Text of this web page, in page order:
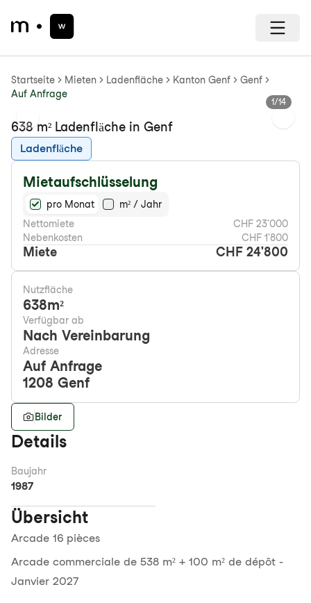
Startseite Mieten Ladenfläche Kanton Genf
Genf
Auf Anfrage
Previous slide
1/14
638 m² Ladenfläche in Genf
Ladenfläche
Mietaufschlüsselung
pro Monat
m² / Jahr
Nettomiete
CHF 23'000
Nebenkosten
CHF 1'800
Miete CHF 24'800
Nutzfläche
638m²
Verfügbar ab
Nach Vereinbarung
Adresse
Auf Anfrage
1208 Genf
Bilder
Details
Baujahr
1987
Übersicht
Arcade 16 pièces
Arcade commerciale de 538 m² + 100 m² de dépôt -
Janvier 2027